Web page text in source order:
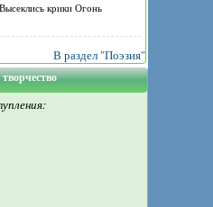
крики Огонь
В раздел "Поэзия"